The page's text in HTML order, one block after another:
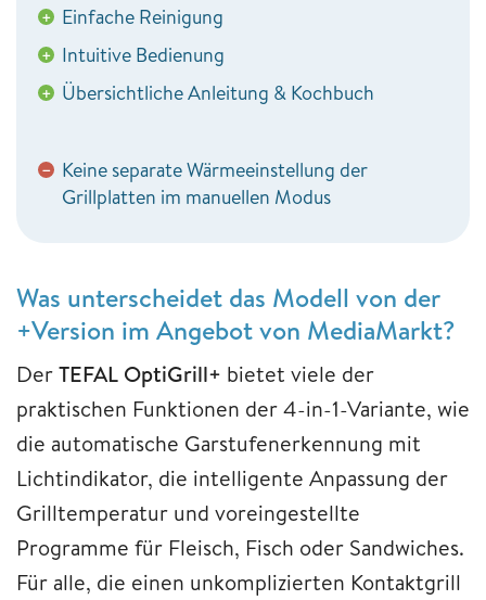
+ Einfache Reinigung
+ Intuitive Bedienung
+ Übersichtliche Anleitung & Kochbuch
− Keine separate Wärmeeinstellung der
Grillplatten im manuellen Modus
Was unterscheidet das Modell von der
+Version im Angebot von MediaMarkt?
DerTEFAL OptiGrill+ bietet viele der
praktischen Funktionen der 4-in-1-Variante, wie
die automatische Garstufenerkennung mit
Lichtindikator, die intelligente Anpassung der
Grilltemperatur und voreingestellte
Programme für Fleisch, Fisch oder Sandwiches.
Für alle, die einen unkomplizierten Kontaktgrill